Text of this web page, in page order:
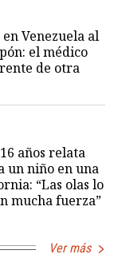
Venezuela al
el médico
de otra
años relata
un niño en una
“Las olas lo
mucha fuerza”
Ver más